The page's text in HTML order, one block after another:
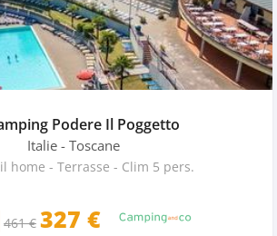
Podere Il Poggetto
Italie - Toscane
home - Terrasse - Clim 5 pers.
461 € 327 €